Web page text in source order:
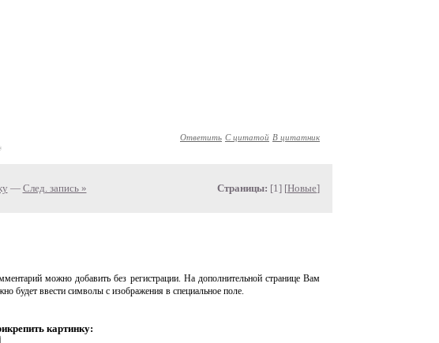
Ответить С цитатой В цитатник
— След. запись » Страницы: [1] [Новые]
можно добавить без регистрации. На дополнительной странице Вам
будет ввести символы с изображения в специальное поле.
картинку: